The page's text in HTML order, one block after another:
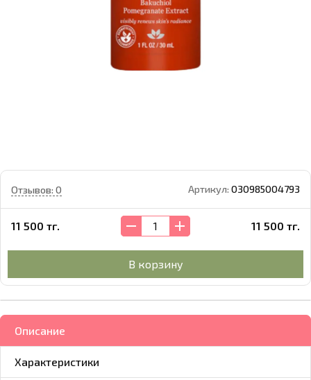
Отзывов: 0 Артикул: 030985004793
11 500 тг. 11 500 тг.
В корзину
Описание
Характеристики